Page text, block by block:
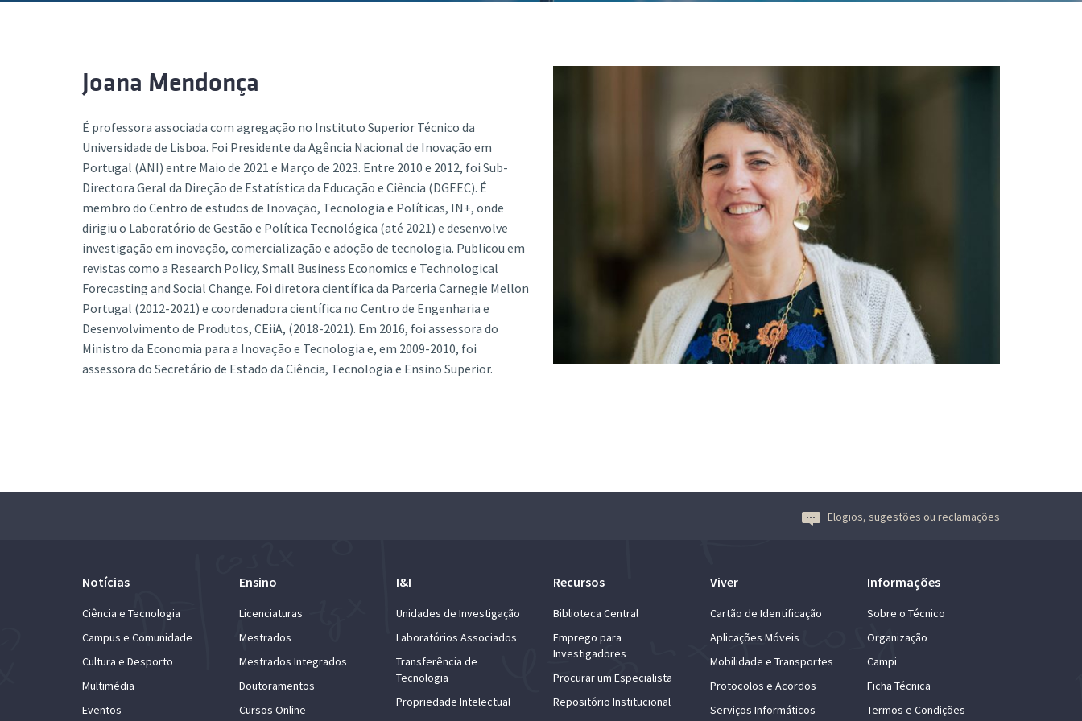
Formação Avançada
Acreditações A3ES
Joana Mendonça
É professora associada com agregação no Instituto Superior Técnico da
Universidade de Lisboa. Foi Presidente da Agência Nacional de Inovação em
Portugal (ANI) entre Maio de 2021 e Março de 2023. Entre 2010 e 2012, foi Sub-
Directora Geral da Direção de Estatística da Educação e Ciência (DGEEC). É
membro do Centro de estudos de Inovação, Tecnologia e Políticas, IN+, onde
dirigiu o Laboratório de Gestão e Política Tecnológica (até 2021) e desenvolve
investigação em inovação, comercialização e adoção de tecnologia. Publicou em
revistas como a Research Policy, Small Business Economics e Technological
Forecasting and Social Change. Foi diretora científica da Parceria Carnegie Mellon
Portugal (2012-2021) e coordenadora científica no Centro de Engenharia e
Desenvolvimento de Produtos, CEiiA, (2018-2021). Em 2016, foi assessora do
Ministro da Economia para a Inovação e Tecnologia e, em 2009-2010, foi
assessora do Secretário de Estado da Ciência, Tecnologia e Ensino Superior.
Elogios, sugestões ou reclamações
Notícias
Ciência e Tecnologia
Campus e Comunidade
Cultura e Desporto
Multimédia
Eventos
Ensino
Licenciaturas
Mestrados
Mestrados Integrados
Doutoramentos
Cursos Online
I&I
Unidades de Investigação
Laboratórios Associados
Transferência de
Tecnologia
Propriedade Intelectual
Recursos
Biblioteca Central
Emprego para
Investigadores
Procurar um Especialista
Repositório Institucional
Viver
Cartão de Identificação
Aplicações Móveis
Mobilidade e Transportes
Protocolos e Acordos
Serviços Informáticos
Informações
Sobre o Técnico
Organização
Campi
Ficha Técnica
Termos e Condições